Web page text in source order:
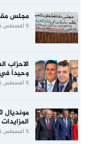
مجلس
5 أغسطس 2026
الاحزاب
وحيداً في
5 أغسطس 2026
5 أغسطس 2026